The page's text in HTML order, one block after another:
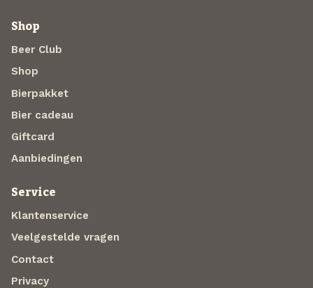
Shop
Beer Club
Shop
Bierpakket
Bier cadeau
Giftcard
Aanbiedingen
Service
Klantenservice
Veelgestelde vragen
Contact
Privacy